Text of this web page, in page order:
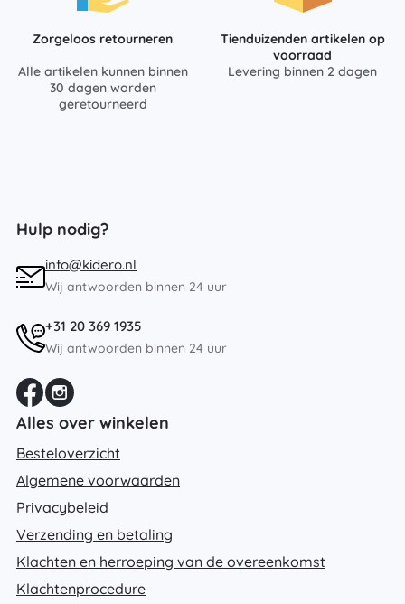
Zorgeloos retourneren
Alle artikelen kunnen binnen
30 dagen worden
geretourneerd
Tienduizenden artikelen op
voorraad
Levering binnen 2 dagen
Hulp nodig?
info@kidero.nl
Wij antwoorden binnen 24 uur
+31 20 369 1935
Wij antwoorden binnen 24 uur
Alles over winkelen
Besteloverzicht
Algemene voorwaarden
Privacybeleid
Verzending en betaling
Klachten en herroeping van de overeenkomst
Klachtenprocedure